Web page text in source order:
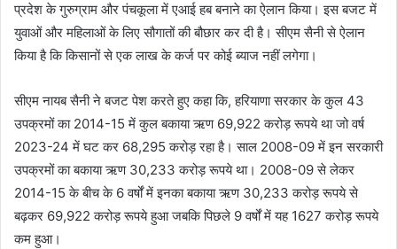
प्रदेश के गुरुग्राम और पंचकूला में एआई हब बनाने का ऐलान किया। इस बजट में
युवाओं और महिलाओं के लिए सौगातों की बौछार कर दी है। सीएम सैनी से ऐलान
किया है कि किसानों से एक लाख के कर्ज पर कोई ब्याज नहीं लगेगा।
सीएम नायब सैनी ने बजट पेश करते हुए कहा कि, हरियाणा सरकार के कुल 43
उपक्रमों का 2014-15 में कुल बकाया ऋण 69,922 करोड़ रूपये था जो वर्ष
2023-24 में घट कर 68,295 करोड़ रहा है। साल 2008-09 में इन सरकारी
उपक्रमों का बकाया ऋण 30,233 करोड़ रूपये था। 2008-09 से लेकर
2014-15 के बीच के 6 वर्षों में इनका बकाया ऋण 30,233 करोड़ रूपये से
बढ़कर 69,922 करोड़ रूपये हुआ जबकि पिछले 9 वर्षों में यह 1627 करोड़ रूपये
कम हुआ।